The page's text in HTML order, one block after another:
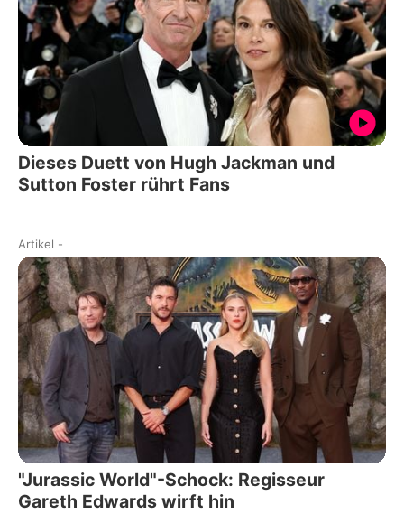
Dieses Duett von Hugh Jackman und
Sutton Foster rührt Fans
Artikel -
"Jurassic World"-Schock: Regisseur
Gareth Edwards wirft hin